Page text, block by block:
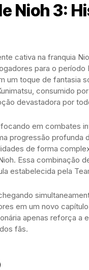
Nioh 3:
cativa na franquia
para o período
um toque de fantasia
consumido
devastadora por
em combates
progressão profunda
de forma
Essa combinação
estabelecida pela
em um novo
apenas reforça a
fãs.